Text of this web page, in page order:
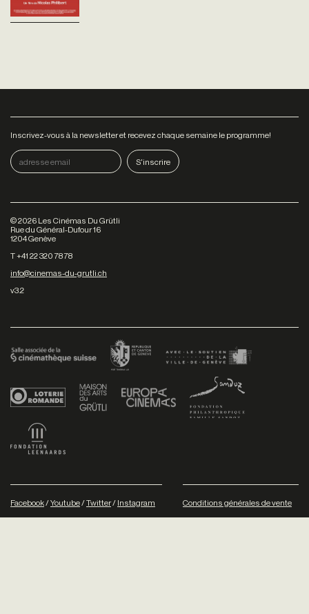
Inscrivez-vous à la newsletter et recevez chaque semaine le programme!
©2026 Les Cinémas Du Grütli
Rue du Général-Dufour 16
1204 Genève
T +41 22 320 78 78
info@cinemas-du-grutli.ch
v3.2
Facebook/Youtube/Twitter/ Instagram Conditions générales de vente